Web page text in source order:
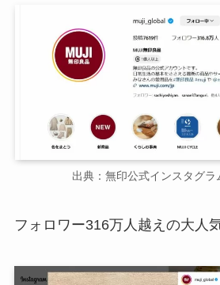
出典：無印公式インスタグラ
フォロワー316万人越えの大人